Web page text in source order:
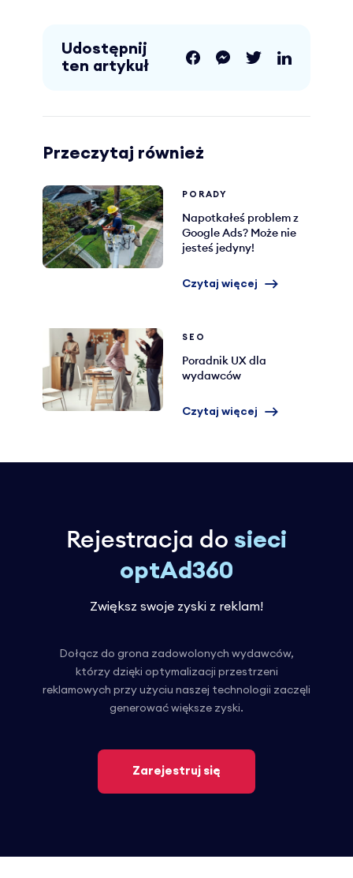
Udostępnij
ten artykuł
Przeczytaj również
PORADY
Napotkałeś problem z
Google Ads? Może nie
jesteś jedyny!
Czytaj więcej
SEO
Poradnik UX dla
wydawców
Czytaj więcej
Rejestracja do sieci
optAd360
Zwiększ swoje zyski z reklam!
Dołącz do grona zadowolonych wydawców,
którzy dzięki optymalizacji przestrzeni
reklamowych przy użyciu naszej technologii zaczęli
generować większe zyski.
Zarejestruj się